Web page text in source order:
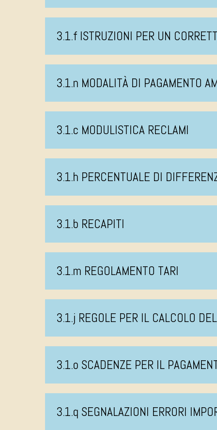
3.1.f ISTRUZIONI PER UN
3.1.n MODALITÀ DI PAGAMENTO
3.1.c MODULISTICA RECLAMI
3.1.h PERCENTUALE DI
3.1.b RECAPITI
3.1.m REGOLAMENTO TARI
3.1.j REGOLE PER IL CALCOLO
3.1.o SCADENZE PER IL
3.1.q SEGNALAZIONI ERRORI